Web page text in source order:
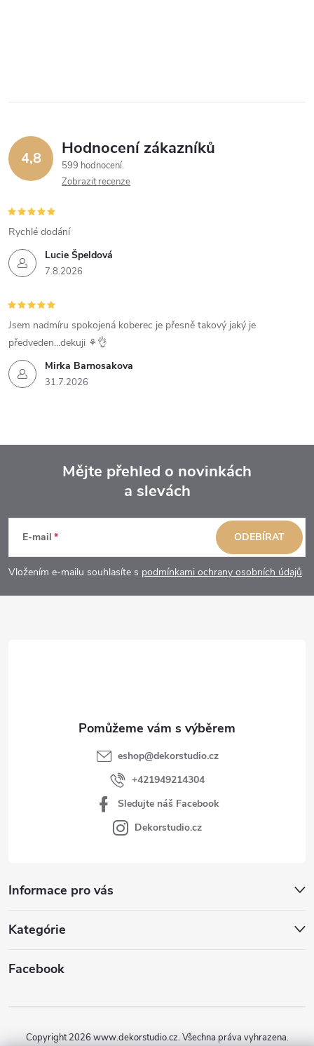
4,8 Hodnocení zákazníků
599 hodnocení
Zobrazit recenze
Lucie Špeldová
7.8.2026
Rychlé dodání
Mirka Barnosakova
31.7.2026
Jsem nadmíru spokojená koberec je přesně takový jaký je
předveden...dekuji ⚘️👌
p
a
Mějte přehled o novinkách
a slevách
E-mail
Vložením e-mailu souhlasíte s podmínkami ochrany osobních údajů
ODEBÍRAT
Informace pro vás
Kategórie
Facebook
eshop@dekorstudio.cz
+421949214304
Sledujte náš Facebook
Dekorstudio.cz
Copyright 2026www.dekorstudio.cz. Všechna práva vyhrazena.